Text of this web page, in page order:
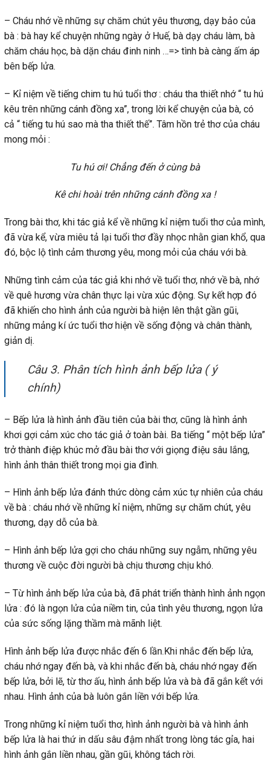
– Cháu nhớ về những sự chăm chút yêu thương, dạy bảo của
bà : bà hay kể chuyện những ngày ở Huế, bà dạy cháu làm, bà
chăm cháu học, bà dặn cháu đinh ninh …=> tình bà càng ấm áp
bên bếp lửa.
– Kỉ niệm về tiếng chim tu hú tuổi thơ : cháu tha thiết nhớ “ tu hú
kêu trên những cánh đồng xa”, trong lời kể chuyện của bà, có
cả “ tiếng tu hú sao mà tha thiết thế”. Tâm hồn trẻ thơ của cháu
mong mỏi :
Tu hú ơi! Chẳng đến ở cùng bà
Kê chi hoài trên những cánh đồng xa !
Trong bài thơ, khi tác giả kể về những kỉ niệm tuổi thơ của mình,
đã vừa kể, vừa miêu tả lại tuổi thơ đầy nhọc nhằn gian khổ, qua
đó, bộc lộ tình cảm thương yêu, mong mỏi của cháu với bà.
Những tình cảm của tác giả khi nhớ về tuổi thơ, nhớ về bà, nhớ
về quê hương vừa chân thực lại vừa xúc động. Sự kết hợp đó
đã khiến cho hình ảnh của người bà hiện lên thật gần gũi,
những mảng kí ức tuổi thơ hiện về sống động và chân thành,
giản dị.
Câu 3. Phân tích hình ảnh bếp lửa ( ý
chính)
– Bếp lửa là hình ảnh đầu tiên của bài thơ, cũng là hình ảnh
khơi gợi cảm xúc cho tác giả ở toàn bài. Ba tiếng “ một bếp lửa”
trở thành điệp khúc mở đầu bài thơ với giọng điệu sâu lắng,
hình ảnh thân thiết trong mọi gia đình.
– Hình ảnh bếp lửa đánh thức dòng cảm xúc tự nhiên của cháu
về bà : cháu nhớ về những kỉ niệm, những sự chăm chút, yêu
thương, dạy dỗ của bà.
– Hình ảnh bếp lửa gợi cho cháu những suy ngẫm, những yêu
thương về cuộc đời người bà chịu thương chịu khó.
– Từ hình ảnh bếp lửa của bà, đã phát triển thành hình ảnh ngọn
lửa : đó là ngọn lửa của niềm tin, của tình yêu thương, ngọn lửa
của sức sống lặng thầm mà mãnh liệt.
Hình ảnh bếp lửa được nhắc đến 6 lần.Khi nhắc đến bếp lửa,
cháu nhớ ngay đến bà, và khi nhắc đến bà, cháu nhớ ngay đến
bếp lửa, bởi lẽ, từ thơ ấu, hình ảnh bếp lửa và bà đã gắn kết với
nhau. Hình ảnh của bà luôn gắn liền với bếp lửa.
Trong những kỉ niệm tuổi thơ, hình ảnh người bà và hình ảnh
bếp lửa là hai thứ in dấu sâu đậm nhất trong lòng tác gỉa, hai
hình ảnh gắn liền nhau, gần gũi, không tách rời.